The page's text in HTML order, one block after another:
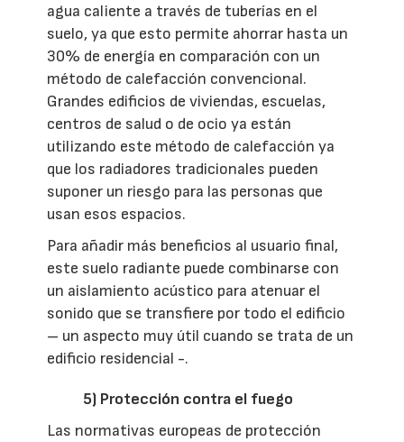
agua caliente a través de tuberías en el
suelo, ya que esto permite ahorrar hasta un
30% de energía en comparación con un
método de calefacción convencional.
Grandes edificios de viviendas, escuelas,
centros de salud o de ocio ya están
utilizando este método de calefacción ya
que los radiadores tradicionales pueden
suponer un riesgo para las personas que
usan esos espacios.
Para añadir más beneficios al usuario final,
este suelo radiante puede combinarse con
un aislamiento acústico para atenuar el
sonido que se transfiere por todo el edificio
– un aspecto muy útil cuando se trata de un
edificio residencial -.
5) Protección contra el fuego
Las normativas europeas de protección